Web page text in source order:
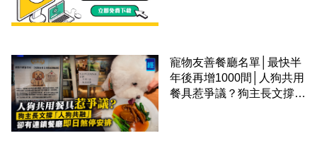
寵物友善餐廳名單│最快半
年後再增1000間│人狗共用
餐具惹爭議？狗主長文撐